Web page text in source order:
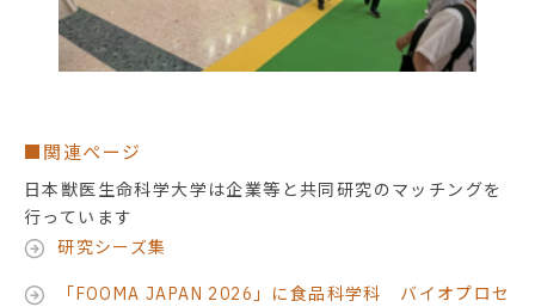
■関連ぺージ
日本獣医生命科学大学は企業等と共同研究のマッチングを
行っています
研究シーズ集
「FOOMA JAPAN 2026」に食品科学科 バイオプロセ